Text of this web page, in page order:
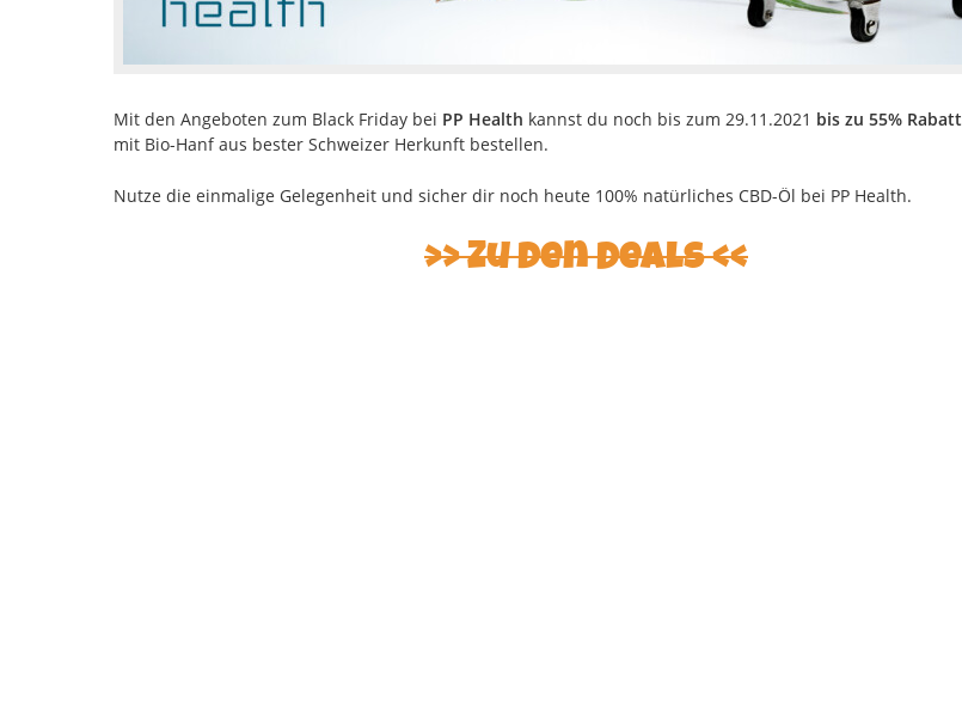
Mit den Angeboten zum Black Friday bei PP Health kannst du noch bis zum 29.11.2021 bis zu 55% Rabatt
mit Bio-Hanf aus bester Schweizer Herkunft bestellen.
Nutze die einmalige Gelegenheit und sicher dir noch heute 100% natürliches CBD-Öl bei PP Health.
Zu den Deals